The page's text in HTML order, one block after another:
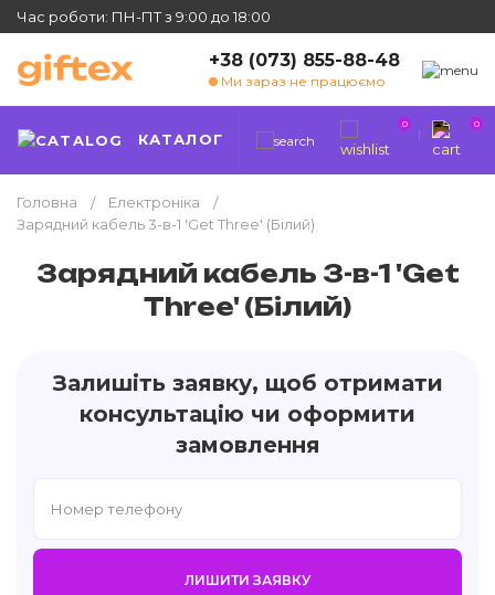
Час роботи: ПН-ПТ з 9:00 до 18:00
+38 (073) 855-88-48
Ми зараз не працюємо
КАТАЛОГ
0 0
Головна
Електроніка
Зарядний кабель 3-в-1 'Get Three' (Білий)
Зарядний кабель 3-в-1 'Get
Three' (Білий)
Залишіть заявку, щоб отримати
консультацію чи оформити
замовлення
ЛИШИТИ ЗАЯВКУ